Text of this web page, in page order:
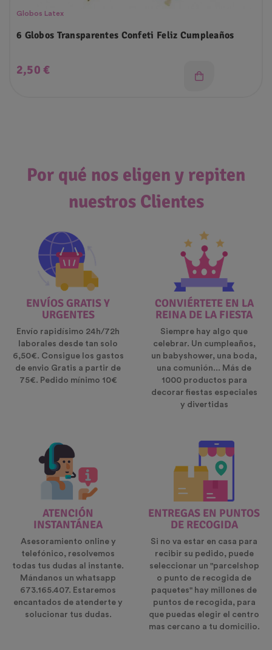
Globos Latex
6 Globos Transparentes Confeti Feliz Cumpleaños
Precio
2,50 €
Por qué nos eligen y repiten
nuestros Clientes
ENVÍOS GRATIS Y
URGENTES
Envío rapidísimo 24h/72h
laborales desde tan solo
6,50€. Consigue los gastos
de envio Gratis a partir de
75€. Pedido mínimo 10€
CONVIÉRTETE EN LA
REINA DE LA FIESTA
Siempre hay algo que
celebrar. Un cumpleaños,
un babyshower, una boda,
una comunión... Más de
1000 productos para
decorar fiestas especiales
y divertidas
ATENCIÓN
INSTANTÁNEA
Asesoramiento online y
telefónico, resolvemos
todas tus dudas al instante.
Mándanos un whatsapp
673.165.407. Estaremos
encantados de atenderte y
solucionar tus dudas.
ENTREGAS EN PUNTOS
DE RECOGIDA
Si no va estar en casa para
recibir su pedido, puede
seleccionar un "parcelshop
o punto de recogida de
paquetes" hay millones de
puntos de recogida, para
que puedas elegir el centro
mas cercano a tu domicilio.